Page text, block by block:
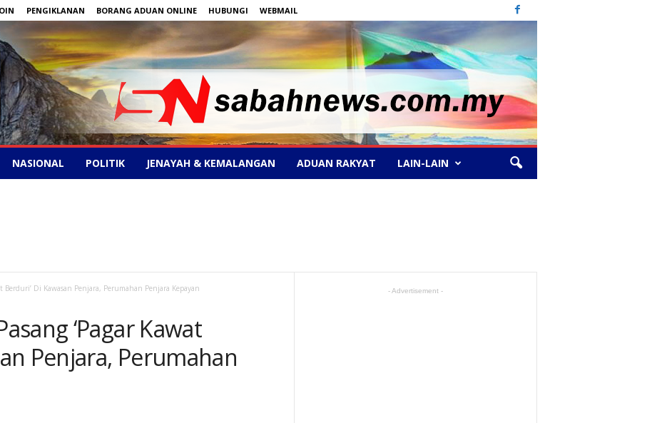
PENGIKLANAN BORANG ADUAN ONLINE HUBUNGI WEBMAIL
NASIONAL POLITIK JENAYAH & KEMALANGAN ADUAN RAKYAT LAIN-LAIN
Berduri’ Di Kawasan Penjara, Perumahan Penjara Kepayan
‘Pagar Kawat
Penjara, Perumahan
- Advertisement -